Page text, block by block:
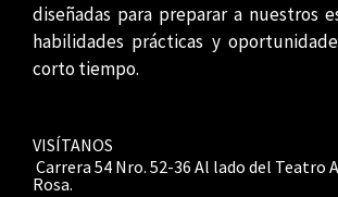
diseñadas para preparar a nuestros
habilidades prácticas y
corto tiempo.
VISÍTANOS
Carrera 54 Nro. 52-36 Al lado del Teatro
Rosa.